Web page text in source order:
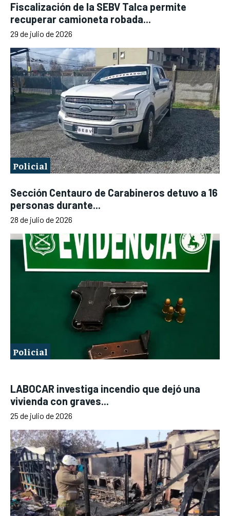
Fiscalización de la SEBV Talca permite
recuperar camioneta robada...
29 de julio de 2026
Policial
Sección Centauro de Carabineros detuvo a 16
personas durante...
28 de julio de 2026
Policial
LABOCAR investiga incendio que dejó una
vivienda con graves...
25 de julio de 2026